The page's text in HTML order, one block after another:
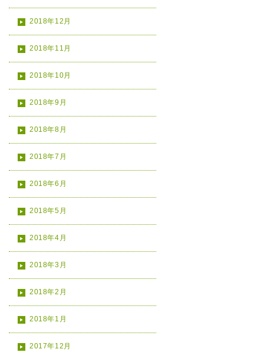
2018年12月
2018年11月
2018年10月
2018年9月
2018年8月
2018年7月
2018年6月
2018年5月
2018年4月
2018年3月
2018年2月
2018年1月
2017年12月